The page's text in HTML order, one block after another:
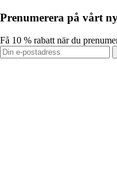
Prenumerera på vårt
Få 10 % rabatt när du